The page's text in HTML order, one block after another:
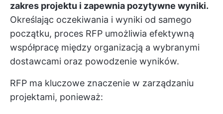
zakres projektu i zapewnia pozytywne wyniki.
Określając oczekiwania i wyniki od samego
początku, proces RFP umożliwia efektywną
współpracę między organizacją a wybranymi
dostawcami oraz powodzenie wyników.
RFP ma kluczowe znaczenie w zarządzaniu
projektami, ponieważ: